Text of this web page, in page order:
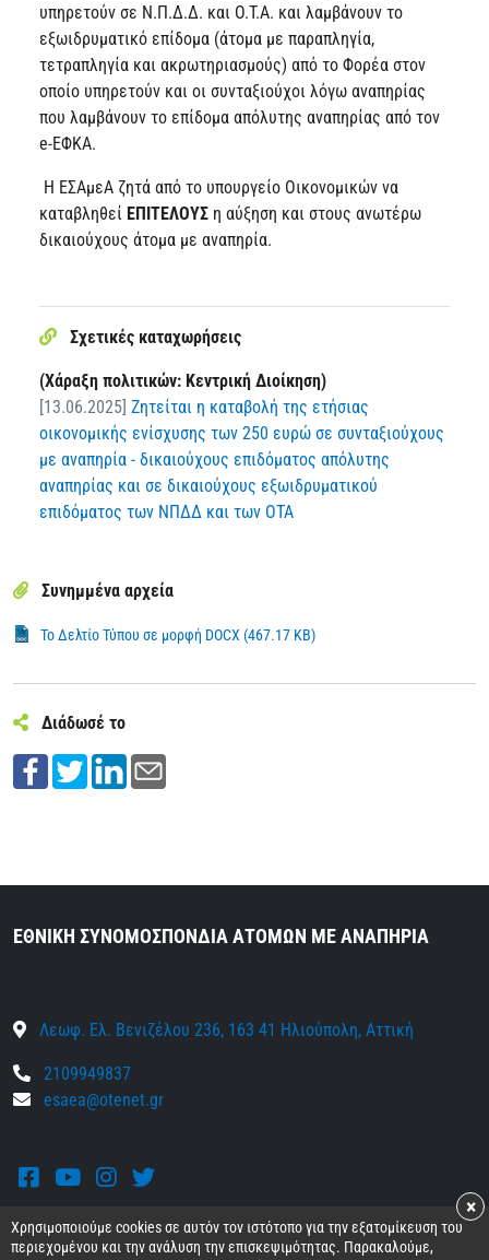
υπηρετούν σε Ν.Π.Δ.Δ. και Ο.Τ.Α. και λαμβάνουν το
εξωιδρυματικό επίδομα (άτομα με παραπληγία,
τετραπληγία και ακρωτηριασμούς) από το Φορέα στον
οποίο υπηρετούν και οι συνταξιούχοι λόγω αναπηρίας
που λαμβάνουν το επίδομα απόλυτης αναπηρίας από τον
e-ΕΦΚΑ.
Η ΕΣΑμεΑ ζητά από το υπουργείο Οικονομικών να
καταβληθεί ΕΠΙΤΕΛΟΥΣ η αύξηση και στους ανωτέρω
δικαιούχους άτομα με αναπηρία.
Σχετικές καταχωρήσεις
(Χάραξη πολιτικών: Κεντρική Διοίκηση)
[13.06.2025] Ζητείται η καταβολή της ετήσιας
οικονομικής ενίσχυσης των 250 ευρώ σε συνταξιούχους
με αναπηρία - δικαιούχους επιδόματος απόλυτης
αναπηρίας και σε δικαιούχους εξωιδρυματικού
επιδόματος των ΝΠΔΔ και των ΟΤΑ
Συνημμένα αρχεία
Το Δελτίο Τύπου σε μορφή DOCX (467.17 KB)
Διάδωσέ το
ΕΘΝΙΚΗ ΣΥΝΟΜΟΣΠΟΝΔΙΑ ΑΤΟΜΩΝ ΜΕ ΑΝΑΠΗΡΙΑ
Λεωφ. Ελ. Βενιζέλου 236, 163 41 Ηλιούπολη, Αττική
2109949837
esaea@otenet.gr
FacebookYoutubeInstagram
Twitter
Χρησιμοποιούμε cookies σε αυτόν τον ιστότοπο για την εξατομίκευση του
περιεχομένου και την ανάλυση την επισκεψιμότητας. Παρακαλούμε,
×